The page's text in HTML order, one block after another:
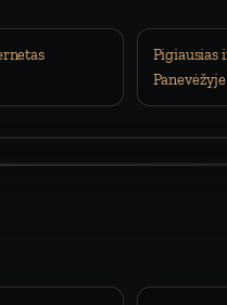
Pigiausias
Panevėžyje